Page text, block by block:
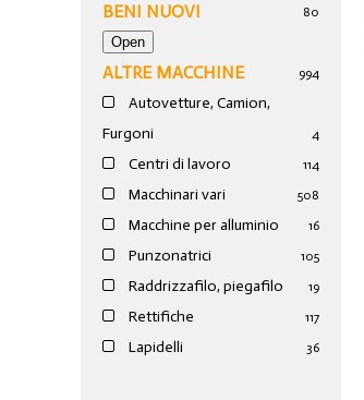
BENI NUOVI 80
ALTRE MACCHINE 994
Autovetture, Camion,
Furgoni
4
Centri di lavoro 114
Macchinari vari 508
Macchine per alluminio 16
Punzonatrici 105
Raddrizzafilo, piegafilo 19
Rettifiche 117
Lapidelli 36